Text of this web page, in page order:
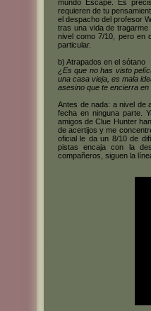
mundo Escape. Es
requieren de tu
el despacho del profesor
tras una vida de
nivel como 7/10, pero en
particular.
b) Atrapados en el sótano
¿Es que no has visto
una casa vieja, es mala
asesino que te encierra
Antes de nada: a nivel de
fecha en ninguna parte.
amigos de Clue Hunter
de acertijos y me
oficial le da un 8/10 de
pistas encaja con la
compañeros, siguen la